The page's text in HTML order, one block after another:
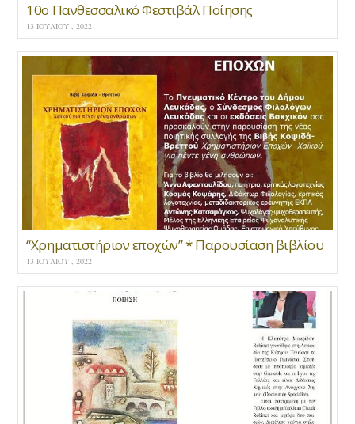
10ο Πανθεσσαλικό Φεστιβάλ Ποίησης
13 ΙΟΥΛΊΟΥ , 2022
“Χρηματιστήριον εποχών” * Παρουσίαση βιβλίου
13 ΙΟΥΛΊΟΥ , 2022